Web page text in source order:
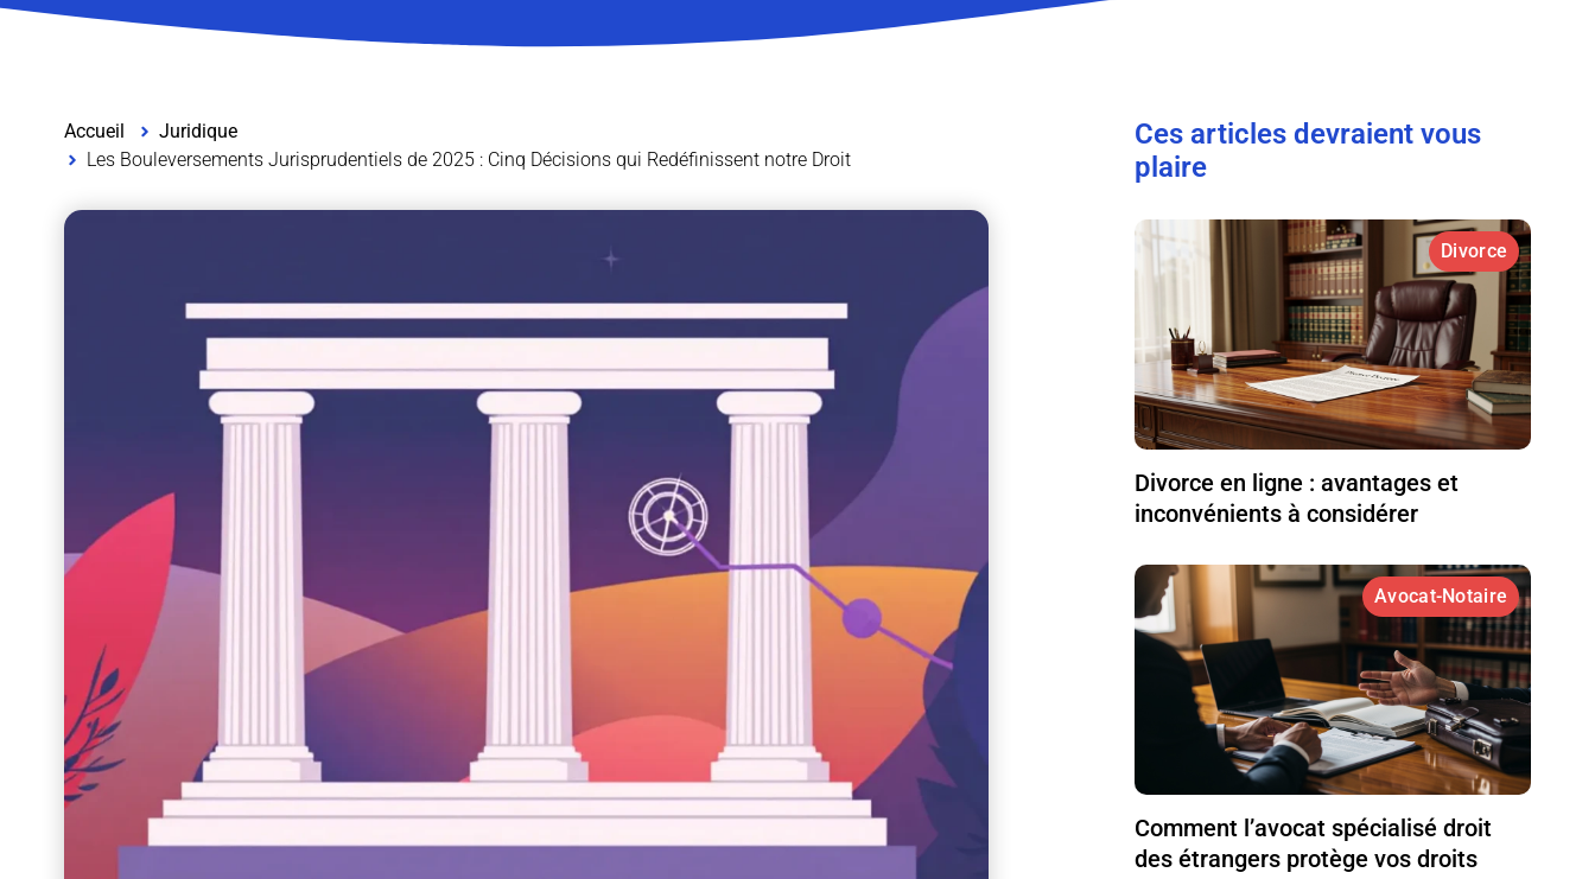
Accueil
Juridique
Les Bouleversements Jurisprudentiels de 2025 : Cinq Décisions qui Redéfinissent notre Droit
Ces articles devraient vous
plaire
Divorce
Divorce en ligne : avantages et
inconvénients à considérer
Avocat-Notaire
Comment l’avocat spécialisé droit
des étrangers protège vos droits